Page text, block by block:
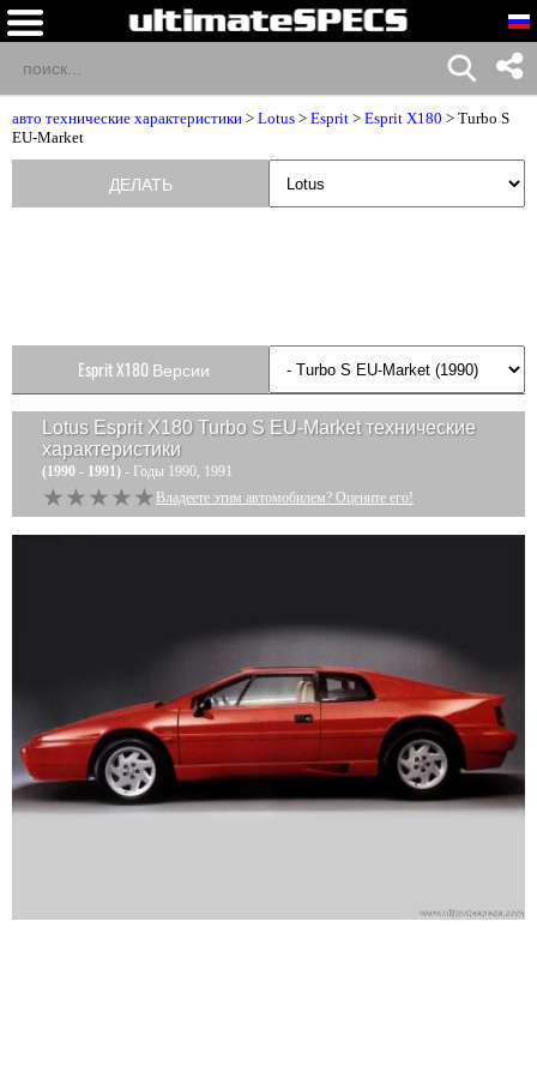
авто технические характеристики > Lotus > Esprit > Esprit X180 > Turbo S
EU-Market
Lotus Esprit X180 Turbo S EU-Marketтехнические
характеристики
(1990 - 1991) - Годы 1990, 1991
★★★★★
★★★★★ Владеете этим автомобилем? Оцените его!
ДЕЛАТЬ
Esprit X180 Версии